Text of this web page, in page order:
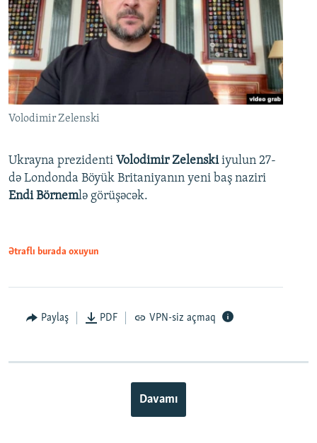
Volodimir Zelenski
Ukrayna prezidenti Volodimir Zelenskiiyulun 27-
də Londonda Böyük Britaniyanın yeni baş naziri
Endi Börnemlə görüşəcək.
Ətraflı burada oxuyun
Paylaş PDF VPN-siz açmaq
Davamı